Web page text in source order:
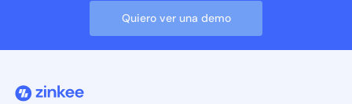
Quiero ver una demo